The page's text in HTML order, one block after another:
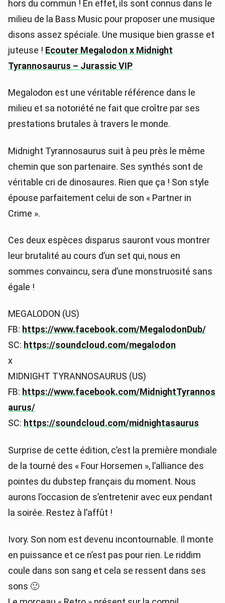
hors du commun ! En effet, ils sont connus dans le
milieu de la Bass Music pour proposer une musique
disons assez spéciale. Une musique bien grasse et
juteuse ! Ecouter Megalodon x Midnight
Tyrannosaurus – Jurassic VIP
Megalodon est une véritable référence dans le
milieu et sa notoriété ne fait que croître par ses
prestations brutales à travers le monde.
Midnight Tyrannosaurus suit à peu près le même
chemin que son partenaire. Ses synthés sont de
véritable cri de dinosaures. Rien que ça ! Son style
épouse parfaitement celui de son « Partner in
Crime ».
Ces deux espèces disparus sauront vous montrer
leur brutalité au cours d’un set qui, nous en
sommes convaincu, sera d’une monstruosité sans
égale !
MEGALODON (US)
FB: https://www.facebook.com/MegalodonDub/
SC: https://soundcloud.com/megalodon
x
MIDNIGHT TYRANNOSAURUS (US)
FB: https://www.facebook.com/MidnightTyrannos
aurus/
SC: https://soundcloud.com/midnightasaurus
Surprise de cette édition, c’est la première mondiale
de la tourné des « Four Horsemen », l’alliance des
pointes du dubstep français du moment. Nous
aurons l’occasion de s’entretenir avec eux pendant
la soirée. Restez à l’affût !
Ivory. Son nom est devenu incontournable. Il monte
en puissance et ce n’est pas pour rien. Le riddim
coule dans son sang et cela se ressent dans ses
sons 🙂